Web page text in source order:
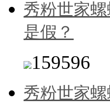
秀粉世家
是假？
159596
秀粉世家